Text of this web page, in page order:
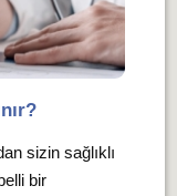
sizin sağlıklı
bir